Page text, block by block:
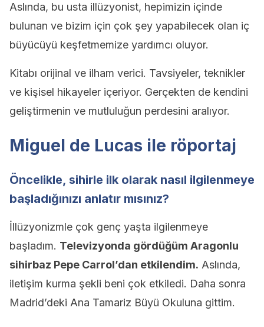
Aslında, bu usta illüzyonist, hepimizin içinde
bulunan ve bizim için çok şey yapabilecek olan iç
büyücüyü keşfetmemize yardımcı oluyor.
Kitabı orijinal ve ilham verici. Tavsiyeler, teknikler
ve kişisel hikayeler içeriyor. Gerçekten de kendini
geliştirmenin ve mutluluğun perdesini aralıyor.
Miguel de Lucas ile röportaj
Öncelikle, sihirle ilk olarak nasıl ilgilenmeye
başladığınızı anlatır mısınız?
İllüzyonizmle çok genç yaşta ilgilenmeye
başladım. Televizyonda gördüğüm Aragonlu
sihirbaz Pepe Carrol’dan etkilendim. Aslında,
iletişim kurma şekli beni çok etkiledi. Daha sonra
Madrid’deki Ana Tamariz Büyü Okuluna gittim.